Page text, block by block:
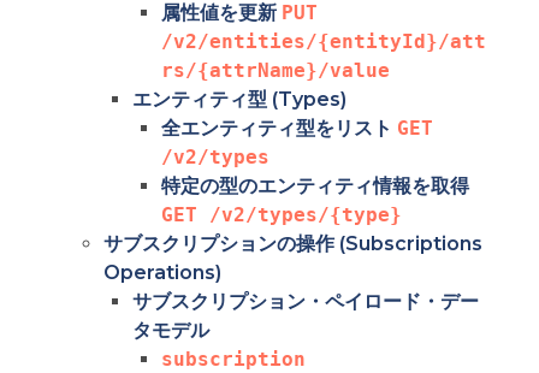
属性値を更新 PUT
/v2/entities/{entityId}/att
rs/{attrName}/value
エンティティ型 (Types)
全エンティティ型をリスト GET
/v2/types
特定の型のエンティティ情報を取得
GET /v2/types/{type}
サブスクリプションの操作 (Subscriptions
Operations)
サブスクリプション・ペイロード・デー
タモデル
subscription